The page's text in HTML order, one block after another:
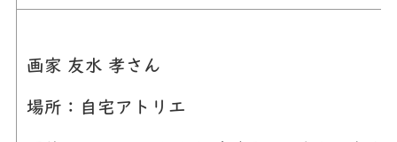
画家 友水 孝さん
場所：自宅アトリエ